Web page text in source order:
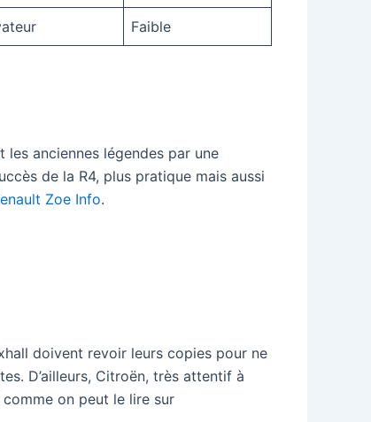
Faible
les anciennes légendes par une
de la R4, plus pratique mais aussi
Zoe Info.
doivent revoir leurs copies pour ne
D’ailleurs, Citroën, très attentif à
on peut le lire sur